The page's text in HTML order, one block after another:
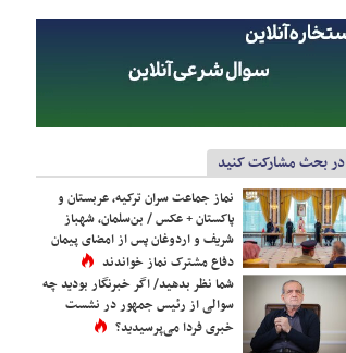
در بحث مشارکت کنید
نماز جماعت سران ترکیه، عربستان و
پاکستان + عکس / بن‌سلمان، شهباز
شریف و اردوغان پس از امضای پیمان
دفاع مشترک نماز خواندند
شما نظر بدهید/ اگر خبرنگار بودید چه
سوالی از رئیس جمهور در نشست
خبری فردا می‌پرسیدید؟